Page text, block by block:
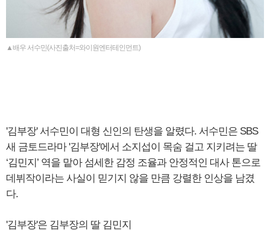
▲배우 서수민(사진출처=와이원엔터테인먼트)
'김부장' 서수민이 대형 신인의 탄생을 알렸다. 서수민은 SBS
새 금토드라마 '김부장'에서 소지섭이 목숨 걸고 지키려는 딸
‘김민지’ 역을 맡아 섬세한 감정 조율과 안정적인 대사 톤으로
데뷔작이라는 사실이 믿기지 않을 만큼 강렬한 인상을 남겼
다.
'김부장'은 김부장의 딸 김민지